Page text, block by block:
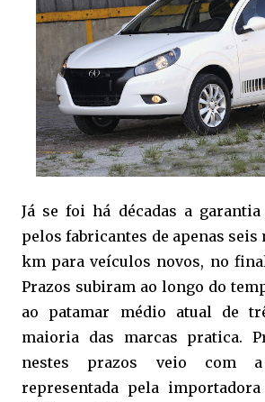
Já se foi há décadas a
pelos fabricantes de apenas seis
km para veículos novos, no
Prazos subiram ao longo do
ao patamar médio atual de
maioria das marcas pratica.
nestes prazos veio com a
representada pela importadora